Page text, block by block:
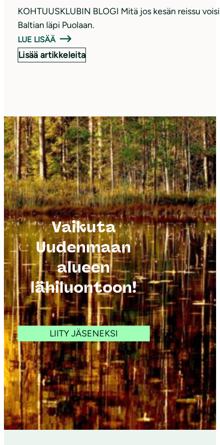
KOHTUUSKLUBIN BLOGI Mitä jos kesän reissu
Baltian läpi Puolaan.
LUE LISÄÄ
Lisää artikkeleita
Vaikuta
Uudenmaan
alueen
lähiluontoon!
LIITY JÄSENEKSI
Kuva: Juho
Itäkylä